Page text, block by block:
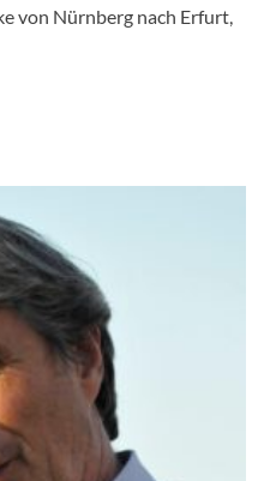
von Nürnberg nach Erfurt,